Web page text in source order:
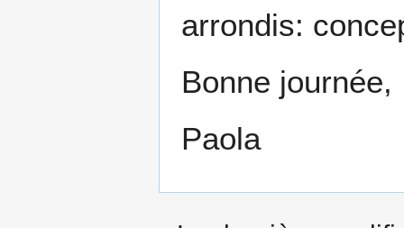
arrondis:
Bonne journée,
Paola